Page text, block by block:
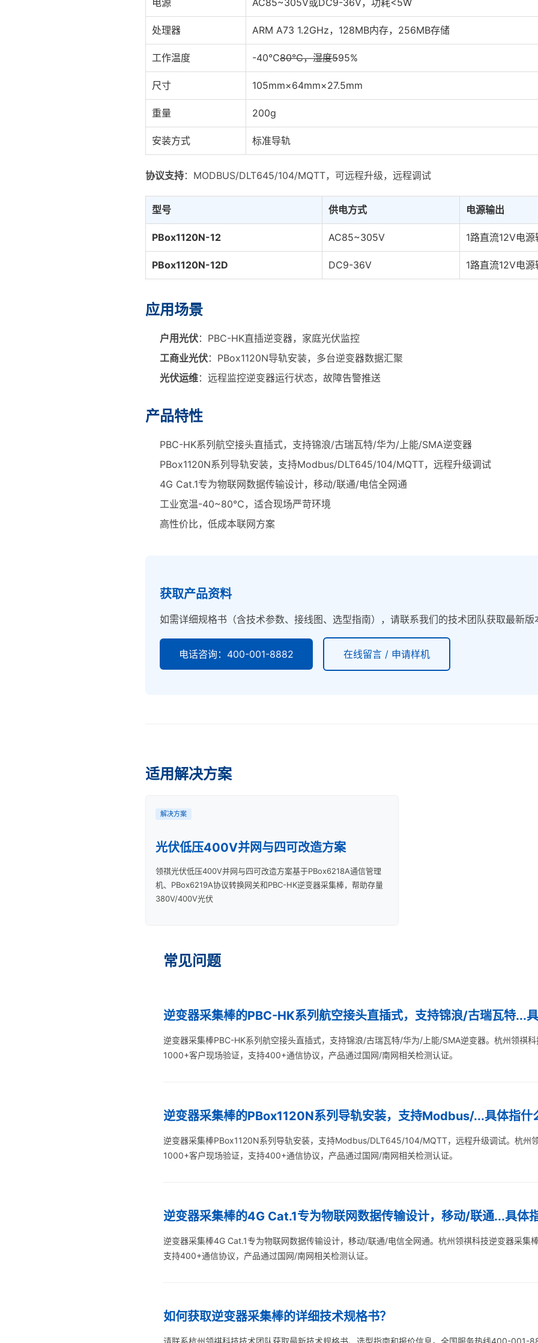
电源 AC85~305V或DC9-36V，功耗<5W
处理器 ARM A73 1.2GHz，128MB内存，256MB存储
工作温度 -40℃80℃，湿度595%
尺寸 105mm×64mm×27.5mm
重量 200g
安装方式 标准导轨
协议支持：MODBUS/DLT645/104/MQTT，可远程升级，远程调试
型号 供电方式 电源输出
PBox1120N-12 AC85~305V 1路直流12V电源
PBox1120N-12D DC9-36V 1路直流12V电源
应用场景
户用光伏：PBC-HK直插逆变器，家庭光伏监控
工商业光伏：PBox1120N导轨安装，多台逆变器数据汇聚
光伏运维：远程监控逆变器运行状态，故障告警推送
产品特性
PBC-HK系列航空接头直插式，支持锦浪/古瑞瓦特/华为/上能/SMA逆变器
PBox1120N系列导轨安装，支持Modbus/DLT645/104/MQTT，远程升级调试
4G Cat.1专为物联网数据传输设计，移动/联通/电信全网通
工业宽温-40~80℃，适合现场严苛环境
高性价比，低成本联网方案
获取产品资料
如需详细规格书（含技术参数、接线图、选型指南），请联系我们的技术团队获取最新版
电话咨询：400-001-8882 在线留言 / 申请样机
适用解决方案
解决方案
光伏低压400V并网与四可改造方案
领祺光伏低压400V并网与四可改造方案基于PBox6218A通信管理
机、PBox6219A协议转换网关和PBC-HK逆变器采集棒，帮助存量
380V/400V光伏
常见问题
逆变器采集棒的PBC-HK系列航空接头直插式，支持锦浪/古瑞瓦特...
逆变器采集棒PBC-HK系列航空接头直插式，支持锦浪/古瑞瓦特/华为/上能/SMA逆变器。杭州领祺
1000+客户现场验证，支持400+通信协议，产品通过国网/南网相关检测认证。
逆变器采集棒的PBox1120N系列导轨安装，支持Modbus/...具体指什
逆变器采集棒PBox1120N系列导轨安装，支持Modbus/DLT645/104/MQTT，远程升级调试。杭州
1000+客户现场验证，支持400+通信协议，产品通过国网/南网相关检测认证。
逆变器采集棒的4G Cat.1专为物联网数据传输设计，移动/联通...具体
逆变器采集棒4G Cat.1专为物联网数据传输设计，移动/联通/电信全网通。杭州领祺科技逆变器采集
支持400+通信协议，产品通过国网/南网相关检测认证。
如何获取逆变器采集棒的详细技术规格书？
请联系杭州领祺科技技术团队获取最新技术规格书、选型指南和报价信息。全国服务热线400-001-